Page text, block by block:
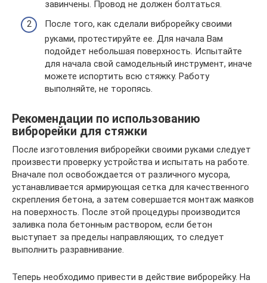
завинчены. Провод не должен болтаться.
После того, как сделали виброрейку своими
руками, протестируйте ее. Для начала Вам
подойдет небольшая поверхность. Испытайте
для начала свой самодельный инструмент, иначе
можете испортить всю стяжку. Работу
выполняйте, не торопясь.
Рекомендации по использованию
виброрейки для стяжки
После изготовления виброрейки своими руками следует
произвести проверку устройства и испытать на работе.
Вначале пол освобождается от различного мусора,
устанавливается армирующая сетка для качественного
скрепления бетона, а затем совершается монтаж маяков
на поверхность. После этой процедуры производится
заливка пола бетонным раствором, если бетон
выступает за пределы направляющих, то следует
выполнить разравнивание.
Теперь необходимо привести в действие виброрейку. На